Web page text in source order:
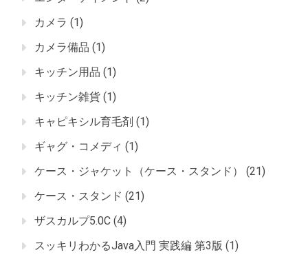
カメラ (1)
カメラ備品 (1)
キッチン用品 (1)
キッチン雑貨 (1)
キャピキシル育毛剤 (1)
ギャグ・コメディ (1)
ケース・ジャケット（ケース・スタンド）
(21)
ケース・スタンド (21)
ザスカルプ5.0C (4)
スッキリわかるJava入門 実践編 第3版 (1)